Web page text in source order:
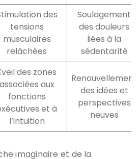
des
tensions
musculaires
relâchées
Soulagement
des douleurs
liées à la
sédentarité
des zones
associées aux
fonctions
et à
l’intuition
Renouvellement
des idées et
perspectives
neuves
imaginaire et de la